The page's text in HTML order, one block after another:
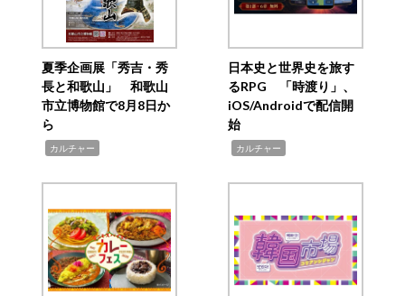
夏季企画展「秀吉・秀
長と和歌山」 和歌山
市立博物館で8月8日か
ら
カルチャー
日本史と世界史を旅す
るRPG 「時渡り」、
iOS/Androidで配信開
始
カルチャー